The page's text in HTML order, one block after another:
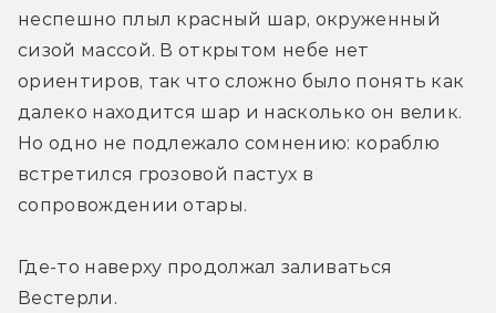
неспешно плыл красный шар, окруженный
сизой массой. В открытом небе нет
ориентиров, так что сложно было понять как
далеко находится шар и насколько он велик.
Но одно не подлежало сомнению: кораблю
встретился грозовой пастух в
сопровождении отары.
Где-то наверху продолжал заливаться
Вестерли.